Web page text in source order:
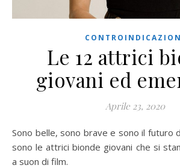
Le 12 attrici
giovani ed
Aprile 23, 2020
Sono belle, sono brave e sono il futuro del cinema. Ecco chi
sono le attrici bionde giovani che si
a suon di film.